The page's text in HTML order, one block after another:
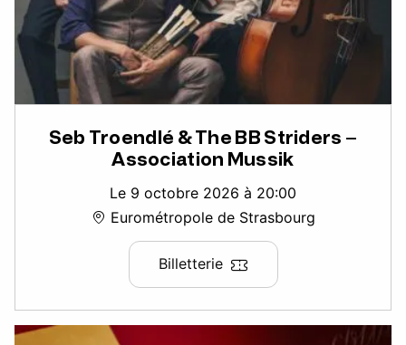
Seb Troendlé & The BB Striders –
Association Mussik
Le 9 octobre 2026 à 20:00
Eurométropole de Strasbourg
Billetterie